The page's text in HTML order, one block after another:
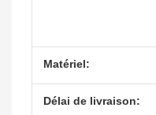
Matériel:
Délai de livraison: